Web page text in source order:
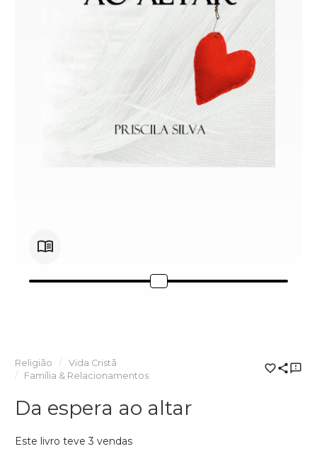
Religião
Vida Cristã
Família & Relacionamentos
Da espera ao altar
Este livro teve 3 vendas